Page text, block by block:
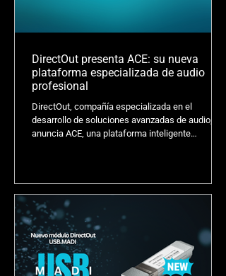
DirectOut presenta ACE: su nueva
plataforma especializada de audio
profesional
DirectOut, compañía especializada en el
desarrollo de soluciones avanzadas de audio,
anuncia ACE, una plataforma inteligente
sistemas de PA tuning, optimización y
procesamiento totalmente personalizados, que
combina rendimiento de alto performance,
tecnologías de redundancia, y conectividad
integral en un formato compacto y portátil.